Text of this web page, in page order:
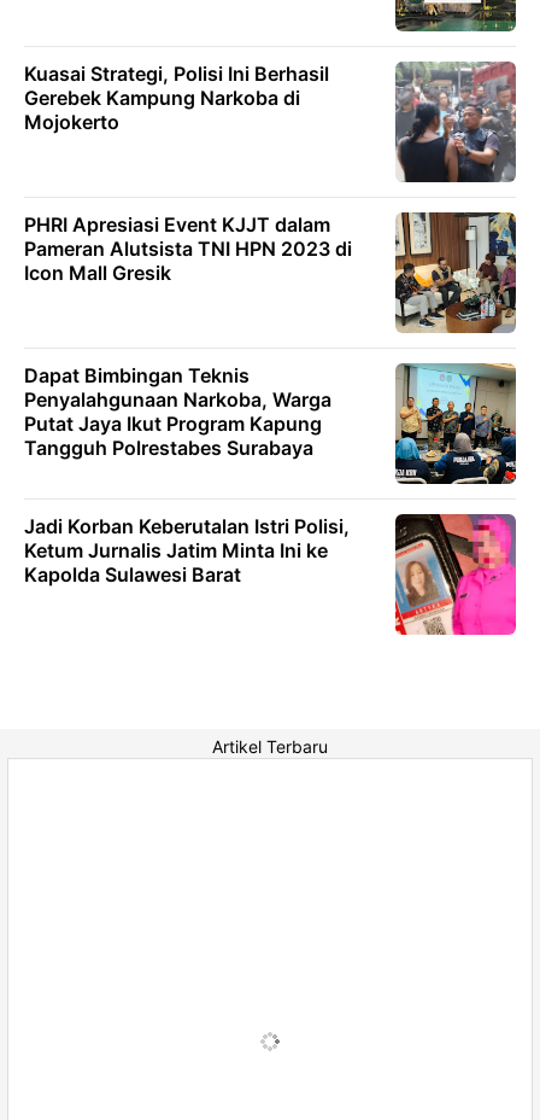
Kuasai Strategi, Polisi Ini Berhasil
Gerebek Kampung Narkoba di
Mojokerto
PHRI Apresiasi Event KJJT dalam
Pameran Alutsista TNI HPN 2023 di
Icon Mall Gresik
Dapat Bimbingan Teknis
Penyalahgunaan Narkoba, Warga
Putat Jaya Ikut Program Kapung
Tangguh Polrestabes Surabaya
Jadi Korban Keberutalan Istri Polisi,
Ketum Jurnalis Jatim Minta Ini ke
Kapolda Sulawesi Barat
Artikel Terbaru